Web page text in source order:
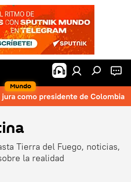
Mundo
jura como presidente de Colombia
Tierra del Fuego, noticias,
la realidad